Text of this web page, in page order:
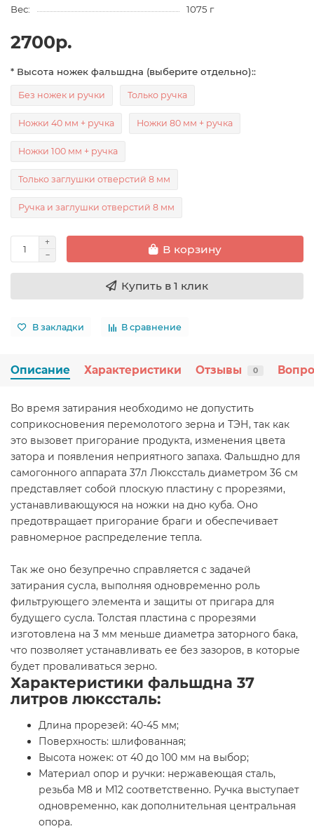
Вес:
1075 г
2700р.
* Высота ножек фальшдна (выберите отдельно)::
Без ножек и ручки Только ручка
Ножки 40 мм + ручка Ножки 80 мм + ручка
Ножки 100 мм + ручка
Только заглушки отверстий 8 мм
Ручка и заглушки отверстий 8 мм
В корзину
Купить в 1 клик
В закладки В сравнение
Описание Характеристики Отзывы 0
Во время затирания необходимо не допустить
соприкосновения перемолотого зерна и ТЭН, так как
это вызовет пригорание продукта, изменения цвета
затора и появления неприятного запаха. Фальшдно для
самогонного аппарата 37л Люкссталь диаметром 36 см
представляет собой плоскую пластину с прорезями,
устанавливающуюся на ножки на дно куба. Оно
предотвращает пригорание браги и обеспечивает
равномерное распределение тепла.
Так же оно безупречно справляется с задачей
затирания сусла, выполняя одновременно роль
фильтрующего элемента и защиты от пригара для
будущего сусла. Толстая пластина с прорезями
изготовлена на 3 мм меньше диаметра заторного бака,
что позволяет устанавливать ее без зазоров, в которые
будет проваливаться зерно.
Характеристики фальшдна 37
литров люкссталь:
Длина прорезей: 40-45 мм;
Поверхность: шлифованная;
Высота ножек: от 40 до 100 мм на выбор;
Материал опор и ручки: нержавеющая сталь,
резьба М8 и М12 соответственно. Ручка выступает
одновременно, как дополнительная центральная
опора.